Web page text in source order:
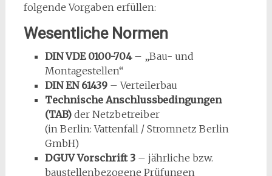
folgende Vorgaben erfüllen:
Wesentliche Normen
DIN VDE 0100-704– „Bau- und
Montagestellen“
DIN EN 61439– Verteilerbau
Technische Anschlussbedingungen
(TAB)der Netzbetreiber
(in Berlin: Vattenfall / Stromnetz Berlin
GmbH)
DGUV Vorschrift 3– jährliche bzw.
baustellenbezogene Prüfungen